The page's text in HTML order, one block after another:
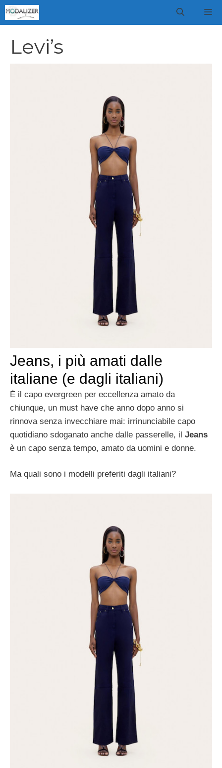
Vai
al
Levi’s
Jeans, i più amati dalle
italiane (e dagli italiani)
È il capo evergreen per eccellenza amato da
chiunque, un must have che anno dopo anno si
rinnova senza invecchiare mai: irrinunciabile capo
quotidiano sdoganato anche dalle passerelle, il Jeans
è un capo senza tempo, amato da uomini e donne.
Ma quali sono i modelli preferiti dagli italiani?